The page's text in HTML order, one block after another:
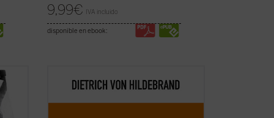
9,99€ IVA incluido
disponible en ebook:
950
Este libro es ya un clásico de la filosofía
profundidad de sus tesis, deslumbrante